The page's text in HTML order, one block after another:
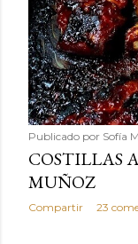
Publicado por Sofía
COSTILLAS
MUÑOZ
Compartir 23